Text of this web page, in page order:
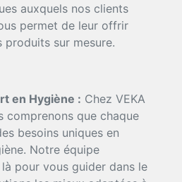
auxquels nos clients
permet de leur offrir
produits sur mesure.
en Hygiène : Chez VEKA
comprenons que chaque
besoins uniques en
Notre équipe
pour vous guider dans le